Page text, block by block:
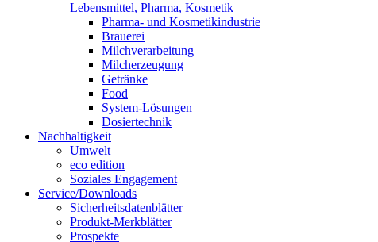
Lebensmittel, Pharma, Kosmetik
Pharma- und Kosmetikindustrie
Brauerei
Milchverarbeitung
Milcherzeugung
Getränke
Food
System-Lösungen
Dosiertechnik
Nachhaltigkeit
Umwelt
eco edition
Soziales Engagement
Service/Downloads
Sicherheitsdatenblätter
Produkt-Merkblätter
Prospekte